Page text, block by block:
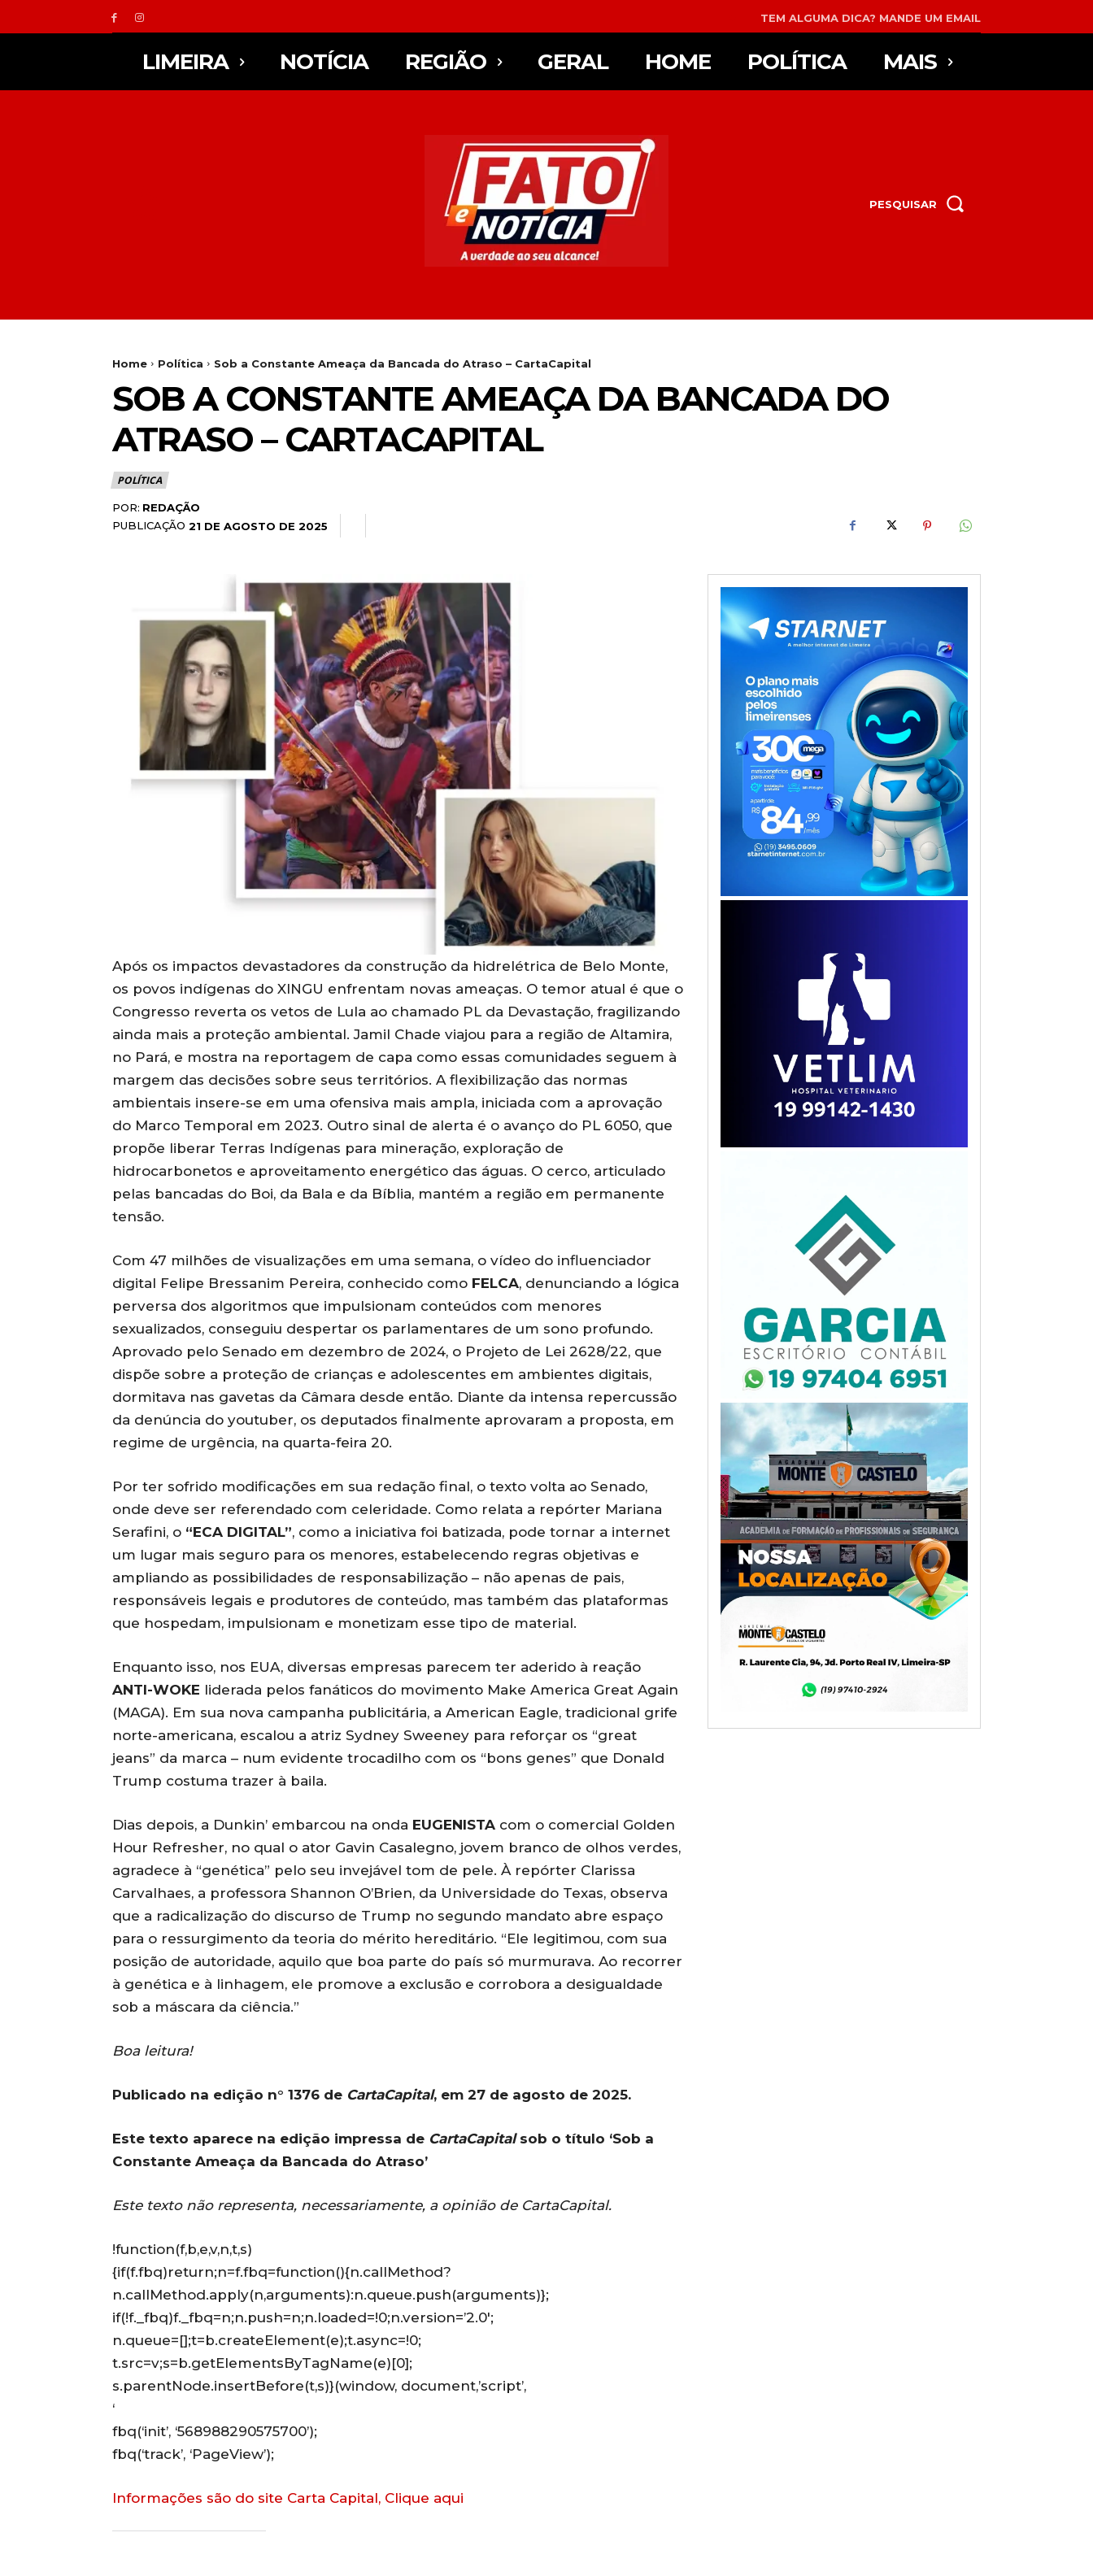
TEM ALGUMA DICA? MANDE UM EMAIL
LIMEIRA NOTÍCIA REGIÃO GERAL HOME POLÍTICA MAIS
PESQUISAR
Home Política Sob a Constante Ameaça da Bancada do Atraso – CartaCapital
SOB A CONSTANTE AMEAÇA DA BANCADA DO
ATRASO – CARTACAPITAL
POLÍTICA
POR: REDAÇÃO
PUBLICAÇÃO 21 DE AGOSTO DE 2025
Após os impactos devastadores da construção da hidrelétrica de Belo Monte,
os povos indígenas do XINGU enfrentam novas ameaças. O temor atual é que o
Congresso reverta os vetos de Lula ao chamado PL da Devastação, fragilizando
ainda mais a proteção ambiental. Jamil Chade viajou para a região de Altamira,
no Pará, e mostra na reportagem de capa como essas comunidades seguem à
margem das decisões sobre seus territórios. A flexibilização das normas
ambientais insere-se em uma ofensiva mais ampla, iniciada com a aprovação
do Marco Temporal em 2023. Outro sinal de alerta é o avanço do PL 6050, que
propõe liberar Terras Indígenas para mineração, exploração de
hidrocarbonetos e aproveitamento energético das águas. O cerco, articulado
pelas bancadas do Boi, da Bala e da Bíblia, mantém a região em permanente
tensão.
Com 47 milhões de visualizações em uma semana, o vídeo do influenciador
digital Felipe Bressanim Pereira, conhecido como FELCA, denunciando a lógica
perversa dos algoritmos que impulsionam conteúdos com menores
sexualizados, conseguiu despertar os parlamentares de um sono profundo.
Aprovado pelo Senado em dezembro de 2024, o Projeto de Lei 2628/22, que
dispõe sobre a proteção de crianças e adolescentes em ambientes digitais,
dormitava nas gavetas da Câmara desde então. Diante da intensa repercussão
da denúncia do youtuber, os deputados finalmente aprovaram a proposta, em
regime de urgência, na quarta-feira 20.
Por ter sofrido modificações em sua redação final, o texto volta ao Senado,
onde deve ser referendado com celeridade. Como relata a repórter Mariana
Serafini, o “ECA ­DIGITAL”, como a iniciativa foi batizada, pode tornar a internet
um lugar mais seguro para os menores, estabelecendo regras objetivas e
ampliando as possibilidades de responsabilização – não apenas de pais,
responsáveis legais e produtores de conteúdo, mas também das plataformas
que hospedam, impulsionam e monetizam esse tipo de material.
Enquanto isso, nos EUA, diversas empresas parecem ter aderido à reação
ANTI-WOKE liderada pelos fanáticos do movimento Make America Great Again
(MAGA). Em sua nova campanha publicitária, a American Eagle, tradicional grife
norte-americana, escalou a atriz Sydney Sweeney para reforçar os “great
jeans” da marca – num evidente trocadilho com os “bons genes” que Donald
Trump costuma trazer à baila.
Dias depois, a Dunkin’ embarcou na onda EUGENISTA com o comercial Golden
Hour Refresher, no qual o ator Gavin Casalegno, jovem branco de olhos verdes,
agradece à “genética” pelo seu invejável tom de pele. À repórter Clarissa
Carvalhaes, a professora Shannon O’Brien, da Universidade do Texas, observa
que a radicalização do discurso de Trump no segundo mandato abre espaço
para o ressurgimento da teoria do mérito hereditário. “Ele legitimou, com sua
posição de autoridade, aquilo que boa parte do país só murmurava. Ao recorrer
à genética e à linhagem, ele promove a exclusão e corrobora a desigualdade
sob a máscara da ciência.”
Boa leitura!
Publicado na edição n° 1376 de CartaCapital, em 27 de agosto de 2025.
Este texto aparece na edição impressa de CartaCapitalsob o título ‘Sob a
Constante Ameaça da Bancada do Atraso’
Este texto não representa, necessariamente, a opinião de CartaCapital.
!function(f,b,e,v,n,t,s)
{if(f.fbq)return;n=f.fbq=function(){n.callMethod?
n.callMethod.apply(n,arguments):n.queue.push(arguments)};
if(!f._fbq)f._fbq=n;n.push=n;n.loaded=!0;n.version=’2.0′;
n.queue=[];t=b.createElement(e);t.async=!0;
t.src=v;s=b.getElementsByTagName(e)[0];
s.parentNode.insertBefore(t,s)}(window, document,’script’,
‘
fbq(‘init’, ‘568988290575700’);
fbq(‘track’, ‘PageView’);
Informações são do site Carta Capital, Clique aqui